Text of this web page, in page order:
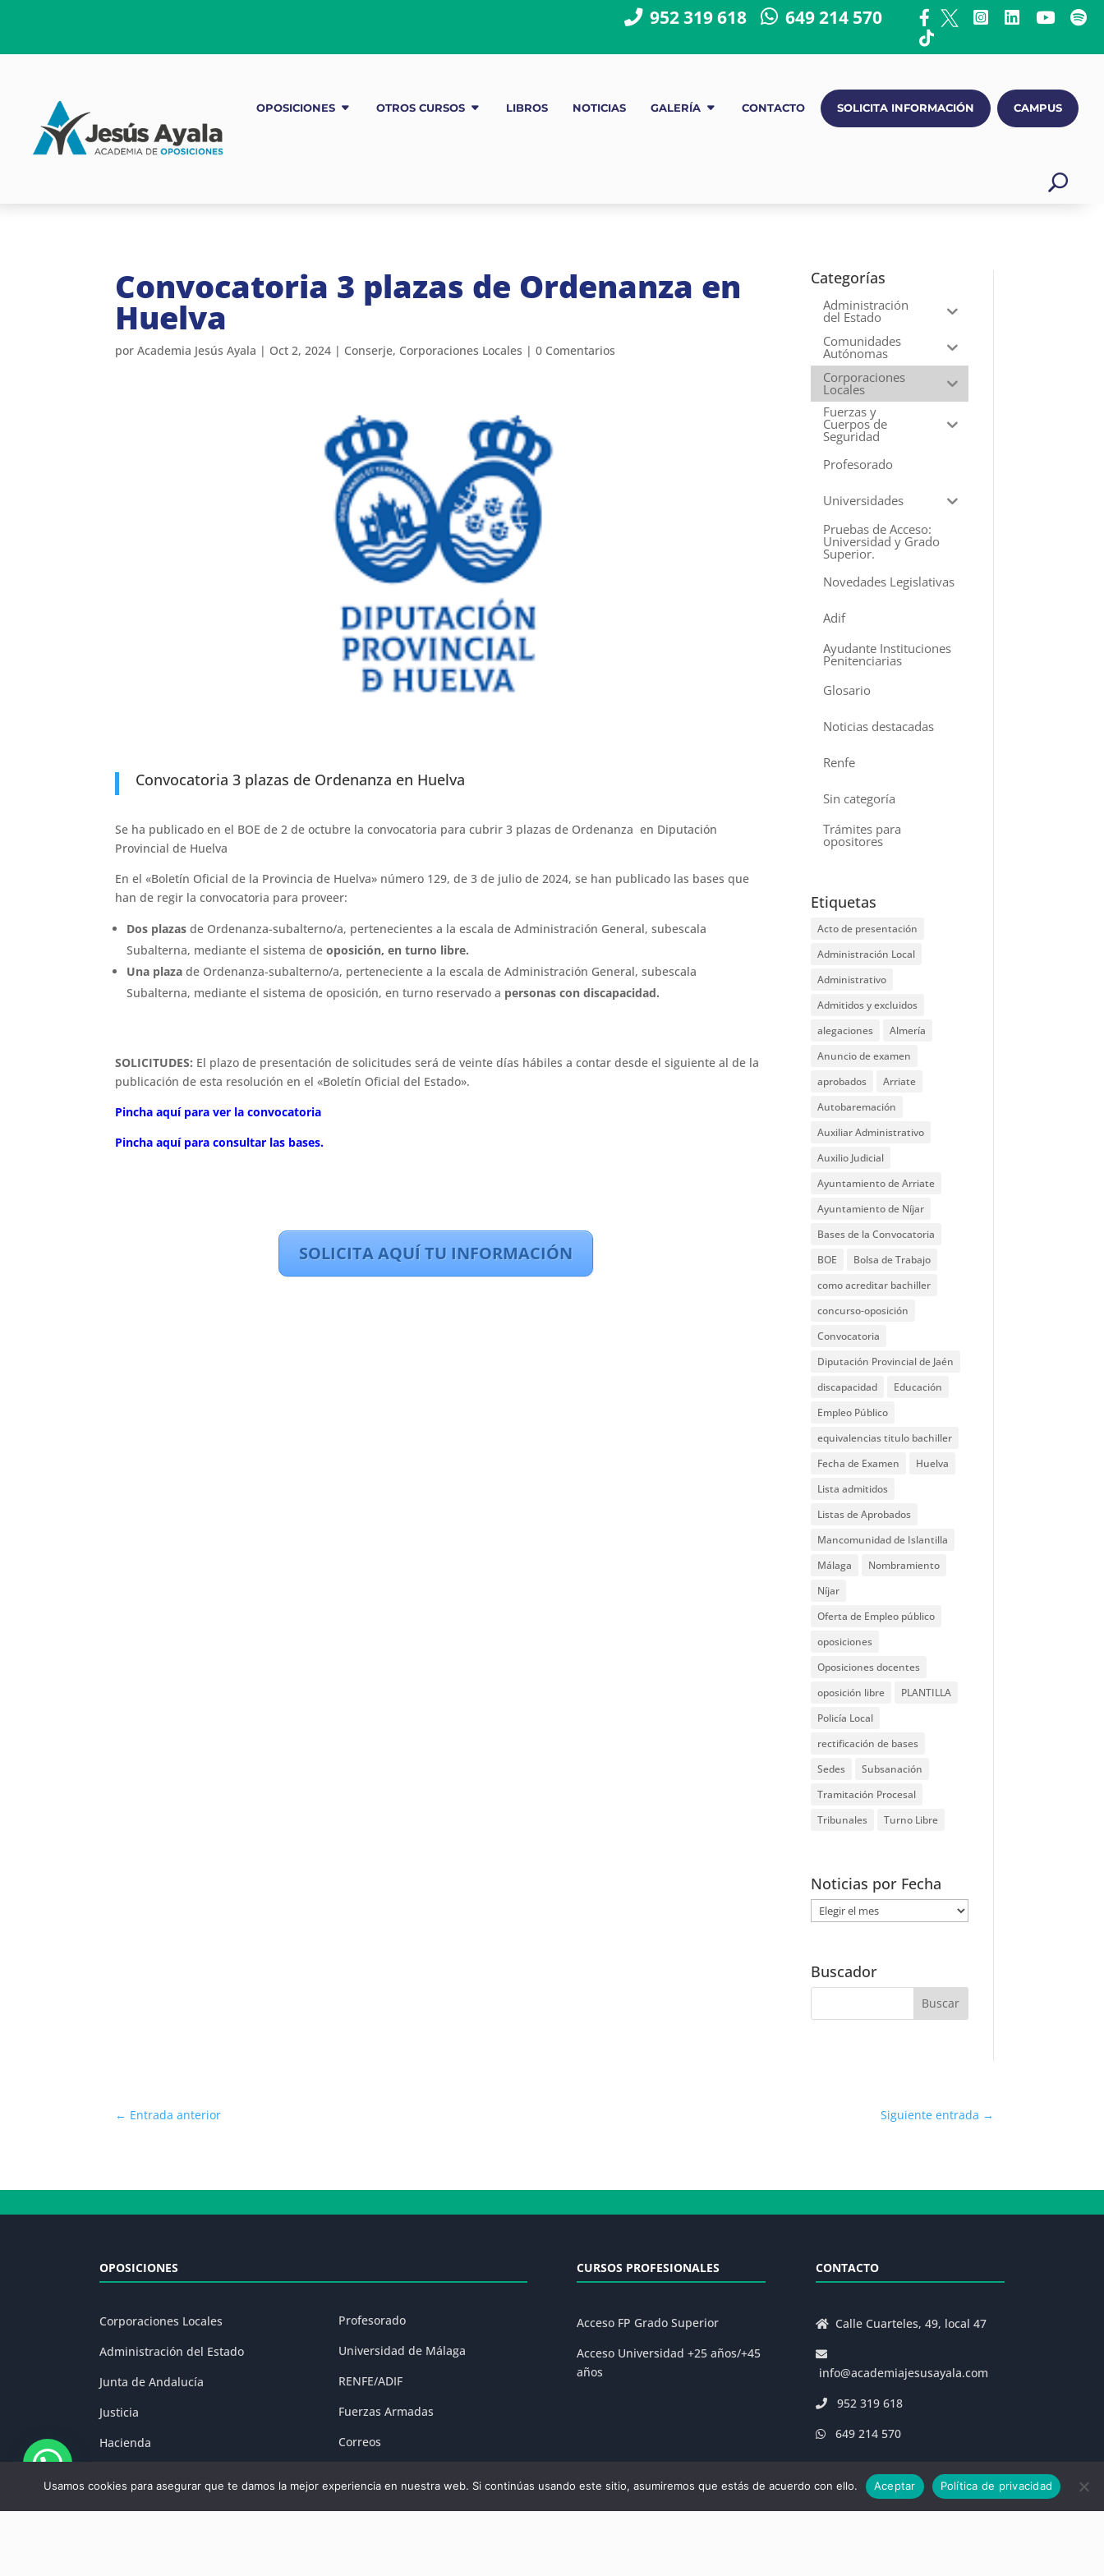
952 319 618 649 214 570
OPOSICIONES OTROS CURSOS LIBROS NOTICIAS GALERÍA CONTACTO SOLICITA INFORMACIÓN CAMPUS
Convocatoria 3 plazas de Ordenanza en
Huelva
por Academia Jesús Ayala | Oct 2, 2024| Conserje, Corporaciones Locales | 0 Comentarios
Convocatoria 3 plazas de Ordenanza en Huelva
Se ha publicado en el BOE de 2 de octubre la convocatoria para cubrir 3 plazas de Ordenanza en Diputación
Provincial de Huelva
En el «Boletín Oficial de la Provincia de Huelva» número 129, de 3 de julio de 2024, se han publicado las bases que
han de regir la convocatoria para proveer:
Dos plazasde Ordenanza-subalterno/a, pertenecientes a la escala de Administración General, subescala
Subalterna, mediante el sistema de oposición, en turno libre.
Una plazade Ordenanza-subalterno/a, perteneciente a la escala de Administración General, subescala
Subalterna, mediante el sistema de oposición, en turno reservado a personas con discapacidad.
SOLICITUDES: El plazo de presentación de solicitudes será de veinte días hábiles a contar desde el siguiente al de la
publicación de esta resolución en el «Boletín Oficial del Estado».
Pincha aquí para ver la convocatoria
Pincha aquí para consultar las bases.
SOLICITA AQUÍ TU INFORMACIÓN
Categorías
Administración
del Estado
Comunidades
Autónomas
Corporaciones
Locales
Fuerzas y
Cuerpos de
Seguridad
Profesorado
Universidades
Pruebas de Acceso:
Universidad y Grado
Superior.
Novedades Legislativas
Adif
Ayudante Instituciones
Penitenciarias
Glosario
Noticias destacadas
Renfe
Sin categoría
Trámites para
opositores
Etiquetas
Acto de presentación
Administración Local
Administrativo
Admitidos y excluidos
alegaciones
Almería
Anuncio de examen
aprobados
Arriate
Autobaremación
Auxiliar Administrativo
Auxilio Judicial
Ayuntamiento de Arriate
Ayuntamiento de Níjar
Bases de la Convocatoria
BOE
Bolsa de Trabajo
como acreditar bachiller
concurso-oposición
Convocatoria
Diputación Provincial de Jaén
discapacidad
Educación
Empleo Público
equivalencias titulo bachiller
Fecha de Examen
Huelva
Lista admitidos
Listas de Aprobados
Mancomunidad de Islantilla
Málaga
Nombramiento
Níjar
Oferta de Empleo público
oposiciones
Oposiciones docentes
oposición libre
PLANTILLA
Policía Local
rectificación de bases
Sedes
Subsanación
Tramitación Procesal
Tribunales
Turno Libre
Noticias por Fecha
Noticias
por
Buscador
← Entrada anterior Siguiente entrada →
OPOSICIONES
Corporaciones Locales
Administración del Estado
Junta de Andalucía
Justicia
Hacienda
Profesorado
Universidad de Málaga
RENFE/ADIF
Fuerzas Armadas
Correos
CURSOS PROFESIONALES
Acceso FP Grado Superior
Acceso Universidad +25 años/+45
años
CONTACTO
Calle Cuarteles, 49, local 47
info@academiajesusayala.com
952 319 618
649 214 570
Usamos cookies para asegurar que te damos la mejor experiencia en nuestra web. Si continúas usando este sitio, asumiremos que estás de acuerdo con ello. Aceptar Política de privacidad